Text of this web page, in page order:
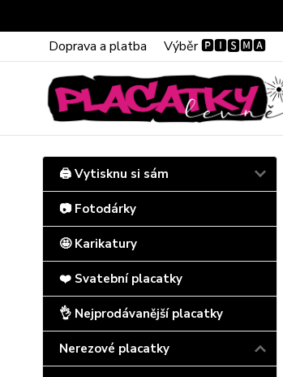
Doprava a platba Výběr 🅿🅸🆂🅼🅰
🖨️ Vytisknu si sám
📷 Fotodárky
🤩 Karikatury
❤️ Svatební placatky
👌 Nejprodávanější placatky
Nerezové placatky